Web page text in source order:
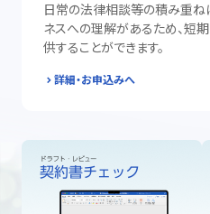
日常の法律相談等の積み重ね
ネスへの理解があるため、短
供することができます。
詳細・お申込みへ